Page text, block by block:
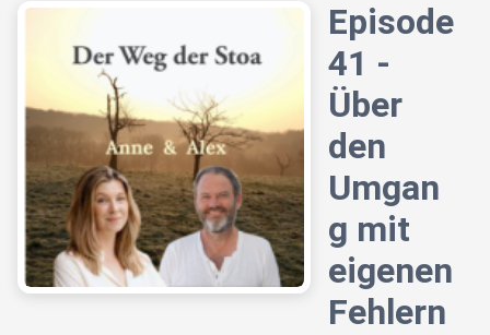
Episode
41 -
Über
den
Umgan
g mit
eigenen
Fehlern